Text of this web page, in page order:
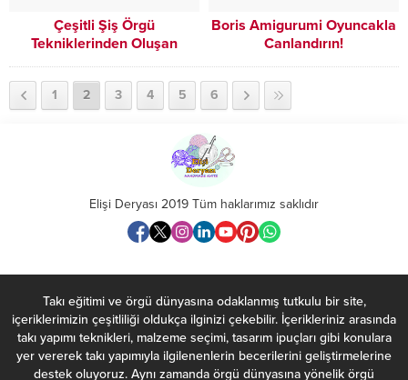
Çeşitli Şiş Örgü
Tekniklerinden Oluşan
Boris Amigurumi Oyuncakla
Canlandırın!
1 2 3 4 5 6
Elişi Deryası 2019 Tüm haklarımız saklıdır
Takı eğitimi ve örgü dünyasına odaklanmış tutkulu bir site,
içeriklerimizin çeşitliliği oldukça ilginizi çekebilir. İçerikleriniz arasında
takı yapımı teknikleri, malzeme seçimi, tasarım ipuçları gibi konulara
yer vererek takı yapımıyla ilgilenenlerin becerilerini geliştirmelerine
destek oluyoruz. Aynı zamanda örgü dünyasına yönelik örgü